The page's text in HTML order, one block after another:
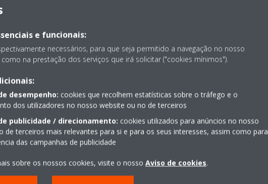
A, RXF-B_Product flyer_ECPPT20-050_Portugese
mural Sensira_FTXF-A
e funcionais:
necessários, para que seja permitido a navegação no nosso
na prestação dos serviços que irá solicitar ("cookies mínimos").
desempenho: cookies que recolhem estatísticas sobre o tráfego e o
dos utilizadores no nosso website ou no de terceiros
publicidade / direcionamento: cookies utilizados para anúncios no nosso
de terceiros mais relevantes para si e para os seus interesses, assim como para
das campanhas de publicidade
sobre os nossos cookies, visite o nosso Aviso de cookies.